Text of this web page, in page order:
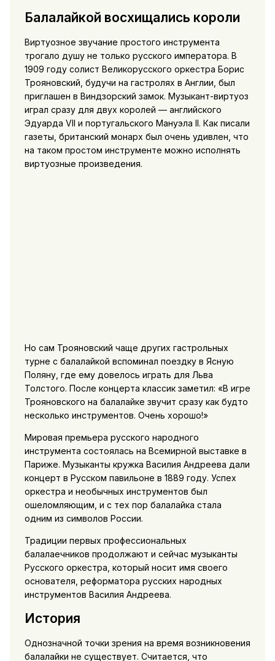
Балалайкой восхищались короли
Виртуозное звучание простого инструмента
трогало душу не только русского императора. В
1909 году солист Великорусского оркестра Борис
Трояновский, будучи на гастролях в Англии, был
приглашен в Виндзорский замок. Музыкант-виртуоз
играл сразу для двух королей — английского
Эдуарда VII и португальского Мануэла II. Как писали
газеты, британский монарх был очень удивлен, что
на таком простом инструменте можно исполнять
виртуозные произведения.
Но сам Трояновский чаще других гастрольных
турне с балалайкой вспоминал поездку в Ясную
Поляну, где ему довелось играть для Льва
Толстого. После концерта классик заметил: «В игре
Трояновского на балалайке звучит сразу как будто
несколько инструментов. Очень хорошо!»
Мировая премьера русского народного
инструмента состоялась на Всемирной выставке в
Париже. Музыканты кружка Василия Андреева дали
концерт в Русском павильоне в 1889 году. Успех
оркестра и необычных инструментов был
ошеломляющим, и с тех пор балалайка стала
одним из символов России.
Традиции первых профессиональных
балалаечников продолжают и сейчас музыканты
Русского оркестра, который носит имя своего
основателя, реформатора русских народных
инструментов Василия Андреева.
История
Однозначной точки зрения на время возникновения
балалайки не существует. Считается, что